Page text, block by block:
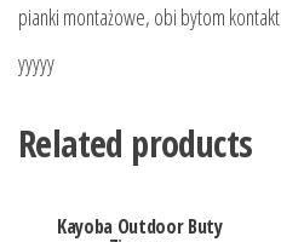
pianki montażowe, obi bytom kontakt
yyyyy
Related products
Kayoba Outdoor Buty